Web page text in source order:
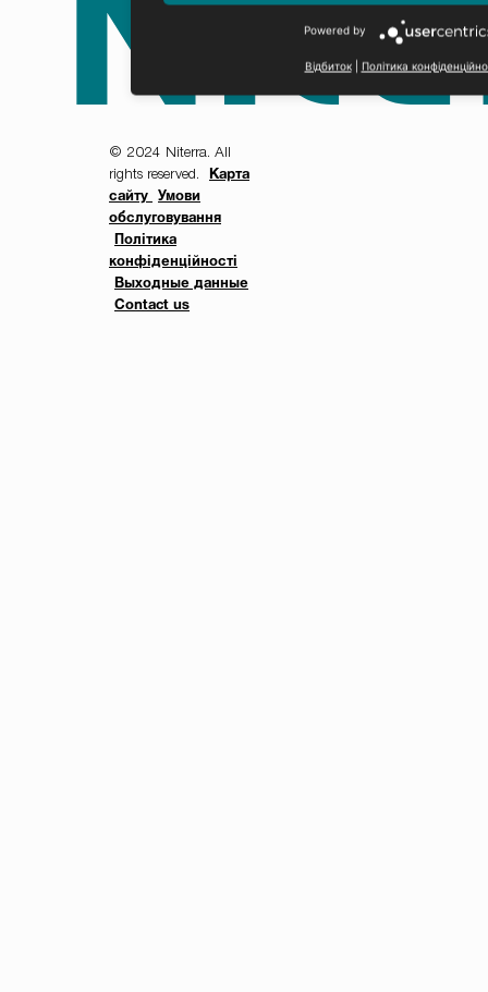
© 2024 Niterra. All
rights reserved.
Карта
сайту
Умови
обслуговування
Політика
конфіденційності
Выходные данные
Contact us
Powered by
Відбиток | Політика